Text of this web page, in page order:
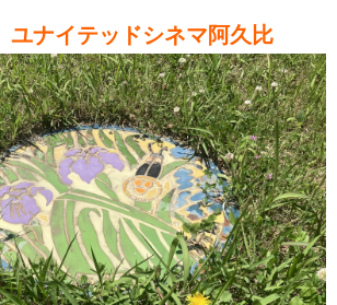
ユナイテッドシネマ阿久比